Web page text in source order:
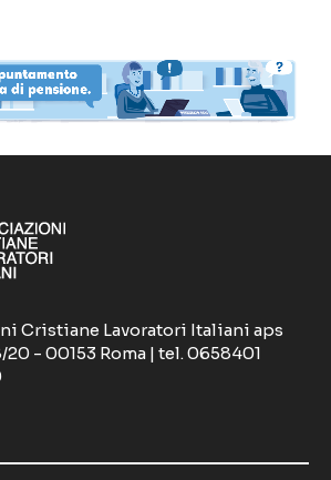
Cristiane Lavoratori Italiani aps
20 - 00153 Roma | tel. 0658401